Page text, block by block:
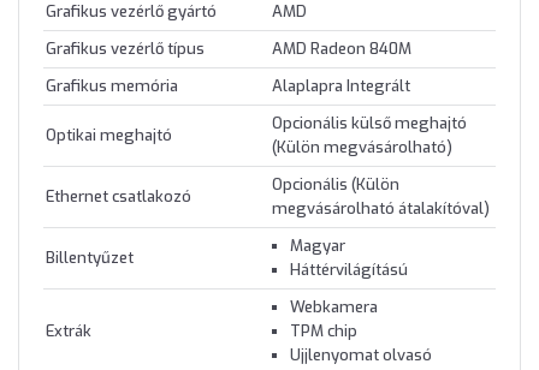
Grafikus vezérlő gyártó
AMD
Grafikus vezérlő típus
AMD Radeon 840M
Grafikus memória
Alaplapra Integrált
Optikai meghajtó
Opcionális külső meghajtó
(Külön megvásárolható)
Ethernet csatlakozó
Opcionális (Külön
megvásárolható átalakítóval)
Billentyűzet
Magyar
Háttérvilágítású
Extrák
Webkamera
TPM chip
Ujjlenyomat olvasó